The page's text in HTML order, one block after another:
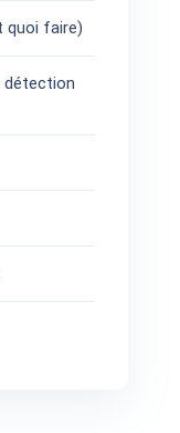
quoi faire)
détection